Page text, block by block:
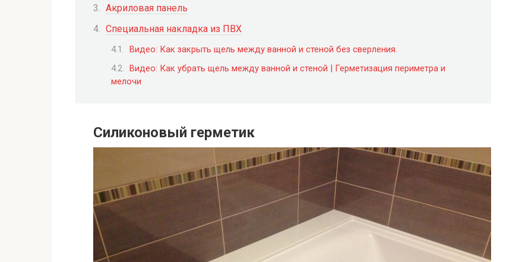
Акриловая панель
Специальная накладка из ПВХ
Видео: Как закрыть щель между ванной и стеной без сверления.
Видео: Как убрать щель между ванной и стеной | Герметизация периметра и
мелочи
Силиконовый герметик